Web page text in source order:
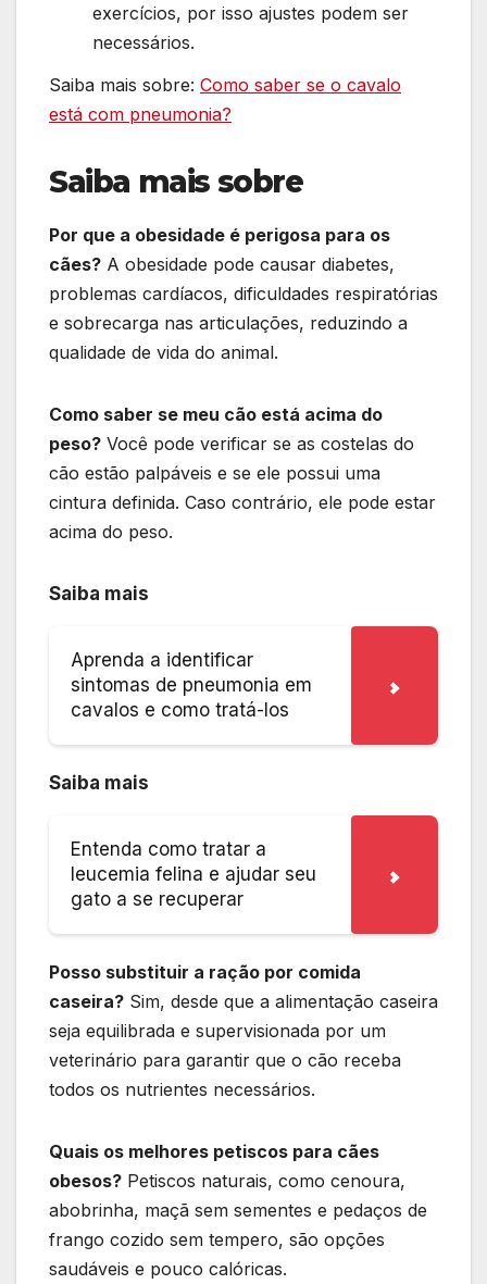
exercícios, por isso ajustes podem ser
necessários.
Saiba mais sobre: Como saber se o cavalo
está com pneumonia?
Saiba mais sobre
Por que a obesidade é perigosa para os
cães? A obesidade pode causar diabetes,
problemas cardíacos, dificuldades respiratórias
e sobrecarga nas articulações, reduzindo a
qualidade de vida do animal.
Como saber se meu cão está acima do
peso? Você pode verificar se as costelas do
cão estão palpáveis e se ele possui uma
cintura definida. Caso contrário, ele pode estar
acima do peso.
Saiba mais
Aprenda a identificar
sintomas de pneumonia em
cavalos e como tratá-los
Saiba mais
Entenda como tratar a
leucemia felina e ajudar seu
gato a se recuperar
Posso substituir a ração por comida
caseira? Sim, desde que a alimentação caseira
seja equilibrada e supervisionada por um
veterinário para garantir que o cão receba
todos os nutrientes necessários.
Quais os melhores petiscos para cães
obesos? Petiscos naturais, como cenoura,
abobrinha, maçã sem sementes e pedaços de
frango cozido sem tempero, são opções
saudáveis e pouco calóricas.